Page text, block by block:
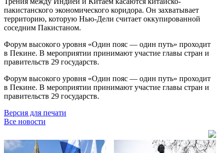
пакистанского экономического коридора. Он захватывает
территорию, которую Нью-Дели считает оккупированной
соседним Пакистаном.
Форум высокого уровня «Один пояс — один путь» проходит
в Пекине. В мероприятии принимают участие главы стран и
правительств 29 государств.
Форум высокого уровня «Один пояс — один путь» проходит
в Пекине. В мероприятии принимают участие главы стран и
правительств 29 государств.
Версия для печати
Все новости